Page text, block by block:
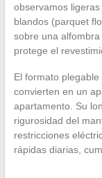
observamos
blandos (parquet
sobre una
protege el
El formato
convierten en un
apartamento. Su
rigurosidad del
restricciones
rápidas diarias,